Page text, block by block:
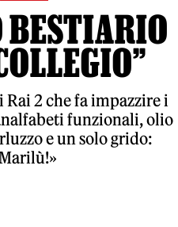
BESTIARIO
2 che fa impazzire i
funzionali, olio
e un solo grido: